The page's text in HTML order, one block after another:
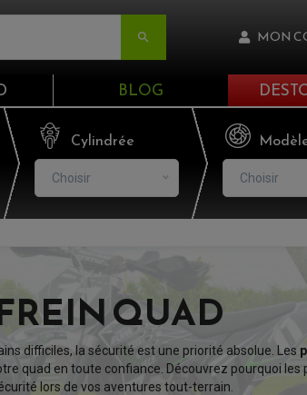
 MON
Email
Mot de passe
CONNEXION
Il n'y a
BLOG
Cylindrée
Choisir Choisir
QUAD
difficiles, la sécurité est une priorité absolue. Les
quad en toute confiance. Découvrez pourquoi
lors de vos aventures tout-terrain.